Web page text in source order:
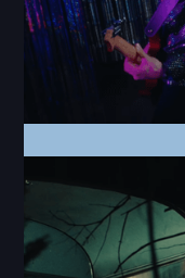
Gimme!